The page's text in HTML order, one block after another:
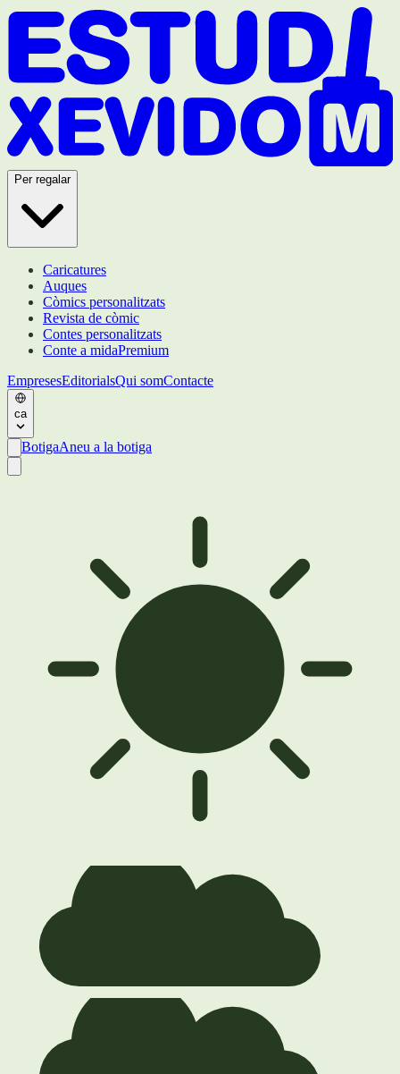
Per regalar
Caricatures
Auques
Còmics personalitzats
Revista de còmic
Contes personalitzats
Conte a midaPremium
EmpresesEditorialsQui somContacte
ca
BotigaAneu a la botiga